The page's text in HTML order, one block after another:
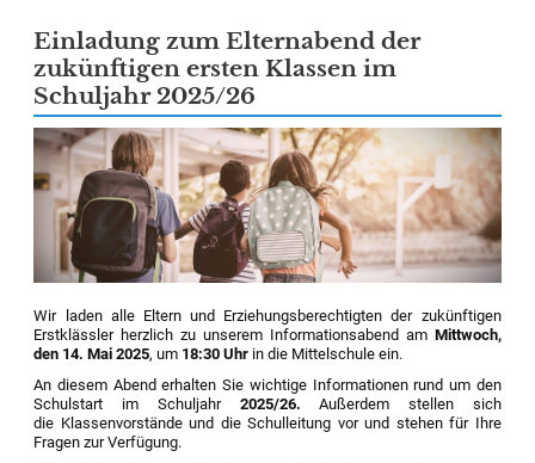
Einladung zum Elternabend der
zukünftigen ersten Klassen im
Schuljahr 2025/26
Wir laden alle Eltern und Erziehungsberechtigten der zukünftigen
Erstklässler herzlich zu unserem Informationsabend am Mittwoch,
den 14. Mai 2025, um 18:30 Uhr in die Mittelschule ein.
An diesem Abend erhalten Sie wichtige Informationen rund um den
Schulstart im Schuljahr 2025/26. Außerdem stellen sich
die Klassenvorstände und die Schulleitung vor und stehen für Ihre
Fragen zur Verfügung.